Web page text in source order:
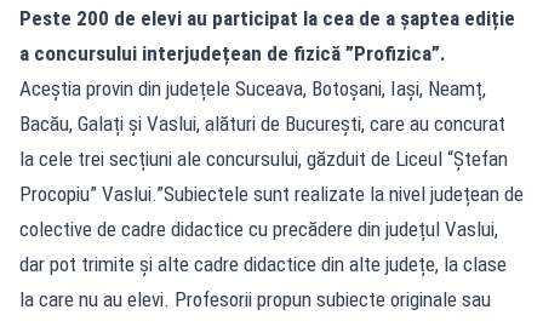
Peste 200 de elevi au participat la cea de a șaptea ediție
a concursului interjudețean de fizică ”Profizica”.
Aceștia provin din județele Suceava, Botoșani, Iași, Neamț,
Bacău, Galați și Vaslui, alături de București, care au concurat
la cele trei secțiuni ale concursului, găzduit de Liceul “Ștefan
Procopiu” Vaslui.”Subiectele sunt realizate la nivel județean de
colective de cadre didactice cu precădere din județul Vaslui,
dar pot trimite și alte cadre didactice din alte județe, la clase
la care nu au elevi. Profesorii propun subiecte originale sau